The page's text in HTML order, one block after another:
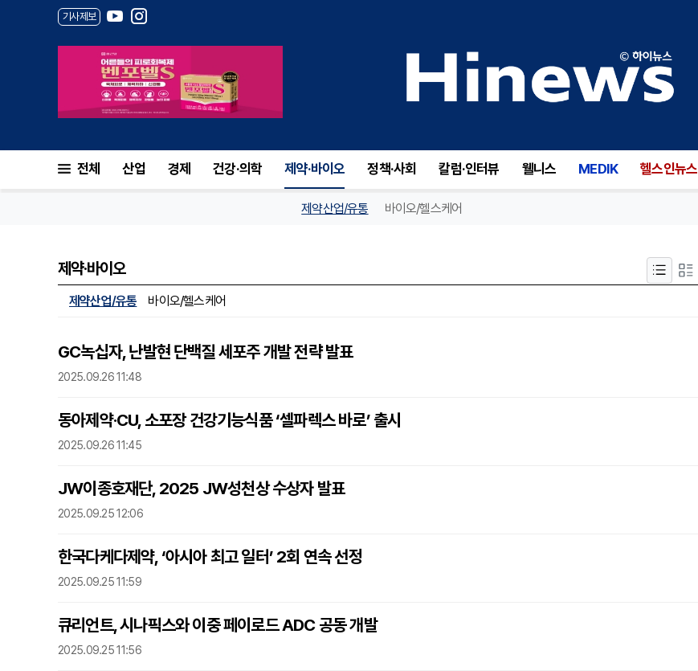
기사제보
전체 산업 경제 건강·의학 제약·바이오 정책·사회 칼럼·인터뷰 웰니스 MEDIK 헬스인뉴스
제약산업/유통 바이오/헬스케어
제약·바이오
제약산업/유통 바이오/헬스케어
GC녹십자, 난발현 단백질 세포주 개발 전략 발표
2025.09.26 11:48
동아제약·CU, 소포장 건강기능식품 ‘셀파렉스 바로’ 출시
2025.09.26 11:45
JW이종호재단, 2025 JW성천상 수상자 발표
2025.09.25 12:06
한국다케다제약, ‘아시아 최고 일터’ 2회 연속 선정
2025.09.25 11:59
큐리언트, 시나픽스와 이중 페이로드 ADC 공동 개발
2025.09.25 11:56